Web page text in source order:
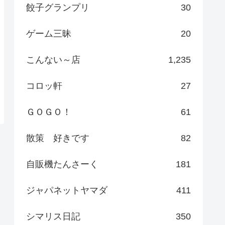
餃子グランプリ 30
ゲーム三昧 20
こんない～店 1,235
コロッ軒 27
ＧＯＧＯ！ 61
散策 好きです 82
自販機たんさーく 181
ジャパネットヤマダ 411
シマリス日記 350